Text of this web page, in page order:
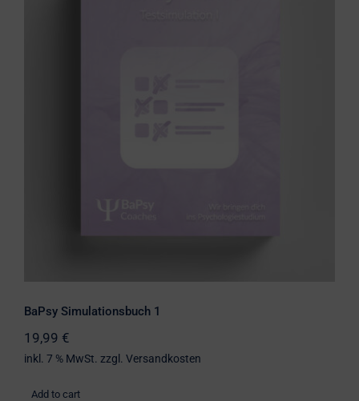
BaPsy Simulationsbuch 1
19,99 €
inkl. 7 % MwSt. zzgl. Versandkosten
Add to cart